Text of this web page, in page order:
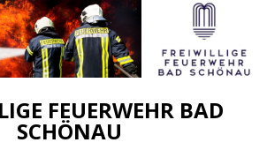
FEUERWEHR BAD
SCHÖNAU